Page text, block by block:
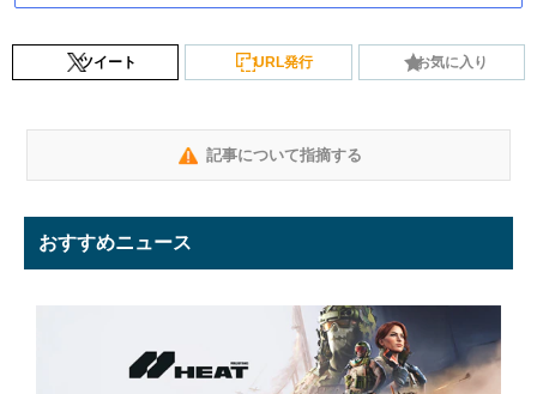
ツイート URL発行 お気に入り
記事について指摘する
おすすめニュース